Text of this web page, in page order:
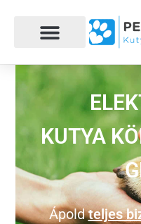
KUTYA
Ápoldteljes